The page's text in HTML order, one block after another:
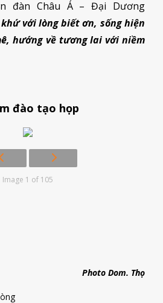
đàn Châu Á – Đại Dương
với lòng biết ơn, sống hiện
hướng về tương lai với niềm
đào tạo họp
Image 1 of 105
Photo Dom. Thọ